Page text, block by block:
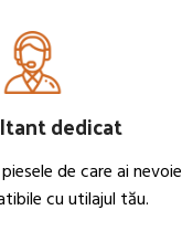
dedicat
de care ai nevoie
cu utilajul tău.